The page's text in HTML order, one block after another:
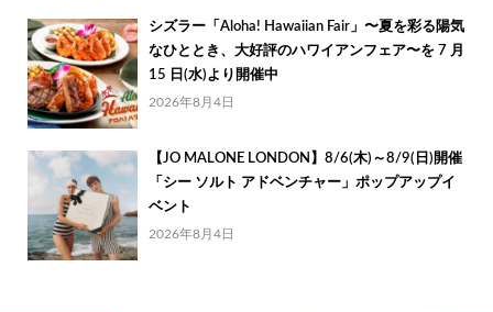
シズラー「Aloha! Hawaiian Fair」〜夏を彩る陽気
なひととき、大好評のハワイアンフェア〜を 7 月
15 日(水)より開催中
2026年8月4日
【JO MALONE LONDON】8/6(木)～8/9(日)開催
「シー ソルト アドベンチャー」ポップアップイ
ベント
2026年8月4日